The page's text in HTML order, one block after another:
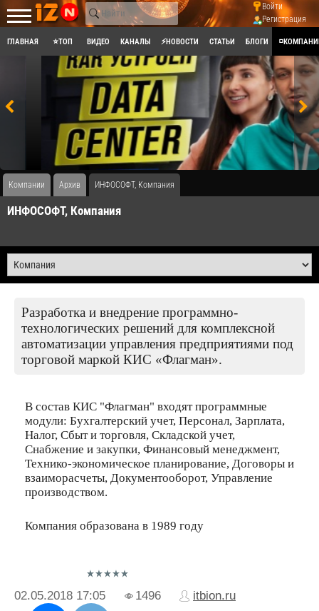
Войти
Регистрация
ГЛАВНАЯ ⭐ТОП ВИДЕО КАНАЛЫ ⚡НОВОСТИ СТАТЬИ БЛОГИ
Компании Архив ИНФОСОФТ, Компания
ИНФОСОФТ, Компания
Разработка и внедрение программно-
технологических решений для комплексной
автоматизации управления предприятиями под
торговой маркой КИС «Флагман».
В состав КИС "Флагман" входят программные
модули: Бухгалтерский учет, Персонал, Зарплата,
Налог, Сбыт и торговля, Складской учет,
Снабжение и закупки, Финансовый менеджмент,
Технико-экономическое планирование, Договоры и
взаиморасчеты, Документооборот, Управление
производством.
Компания образована в 1989 году
02.05.2018 17:05 1496 itbion.ru